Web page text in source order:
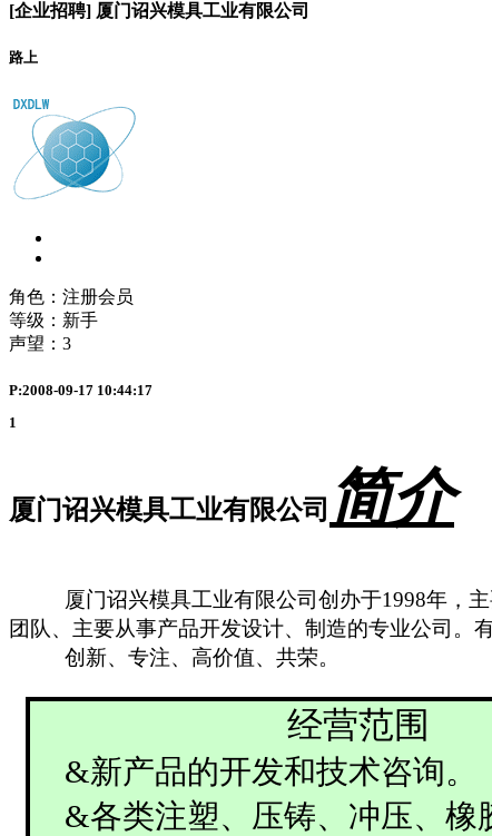
[企业招聘] 厦门诏兴模具工业有限公司
路上
角色：注册会员
等级：新手
声望： 3
P:2008-09-17 10:44:17
1
厦门诏兴模具工业有限公司 简介
厦门诏兴模具工业有限公司创办于1998年，
团队、主要从事产品开发设计、制造的专业公司。
创新、专注、高价值、共荣。
经营范围
&新产品的开发和技术咨询。
&各类注塑、压铸、冲压、橡